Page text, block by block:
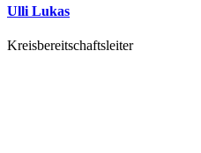
Ulli Lukas
Kreisbereitschaftsleiter